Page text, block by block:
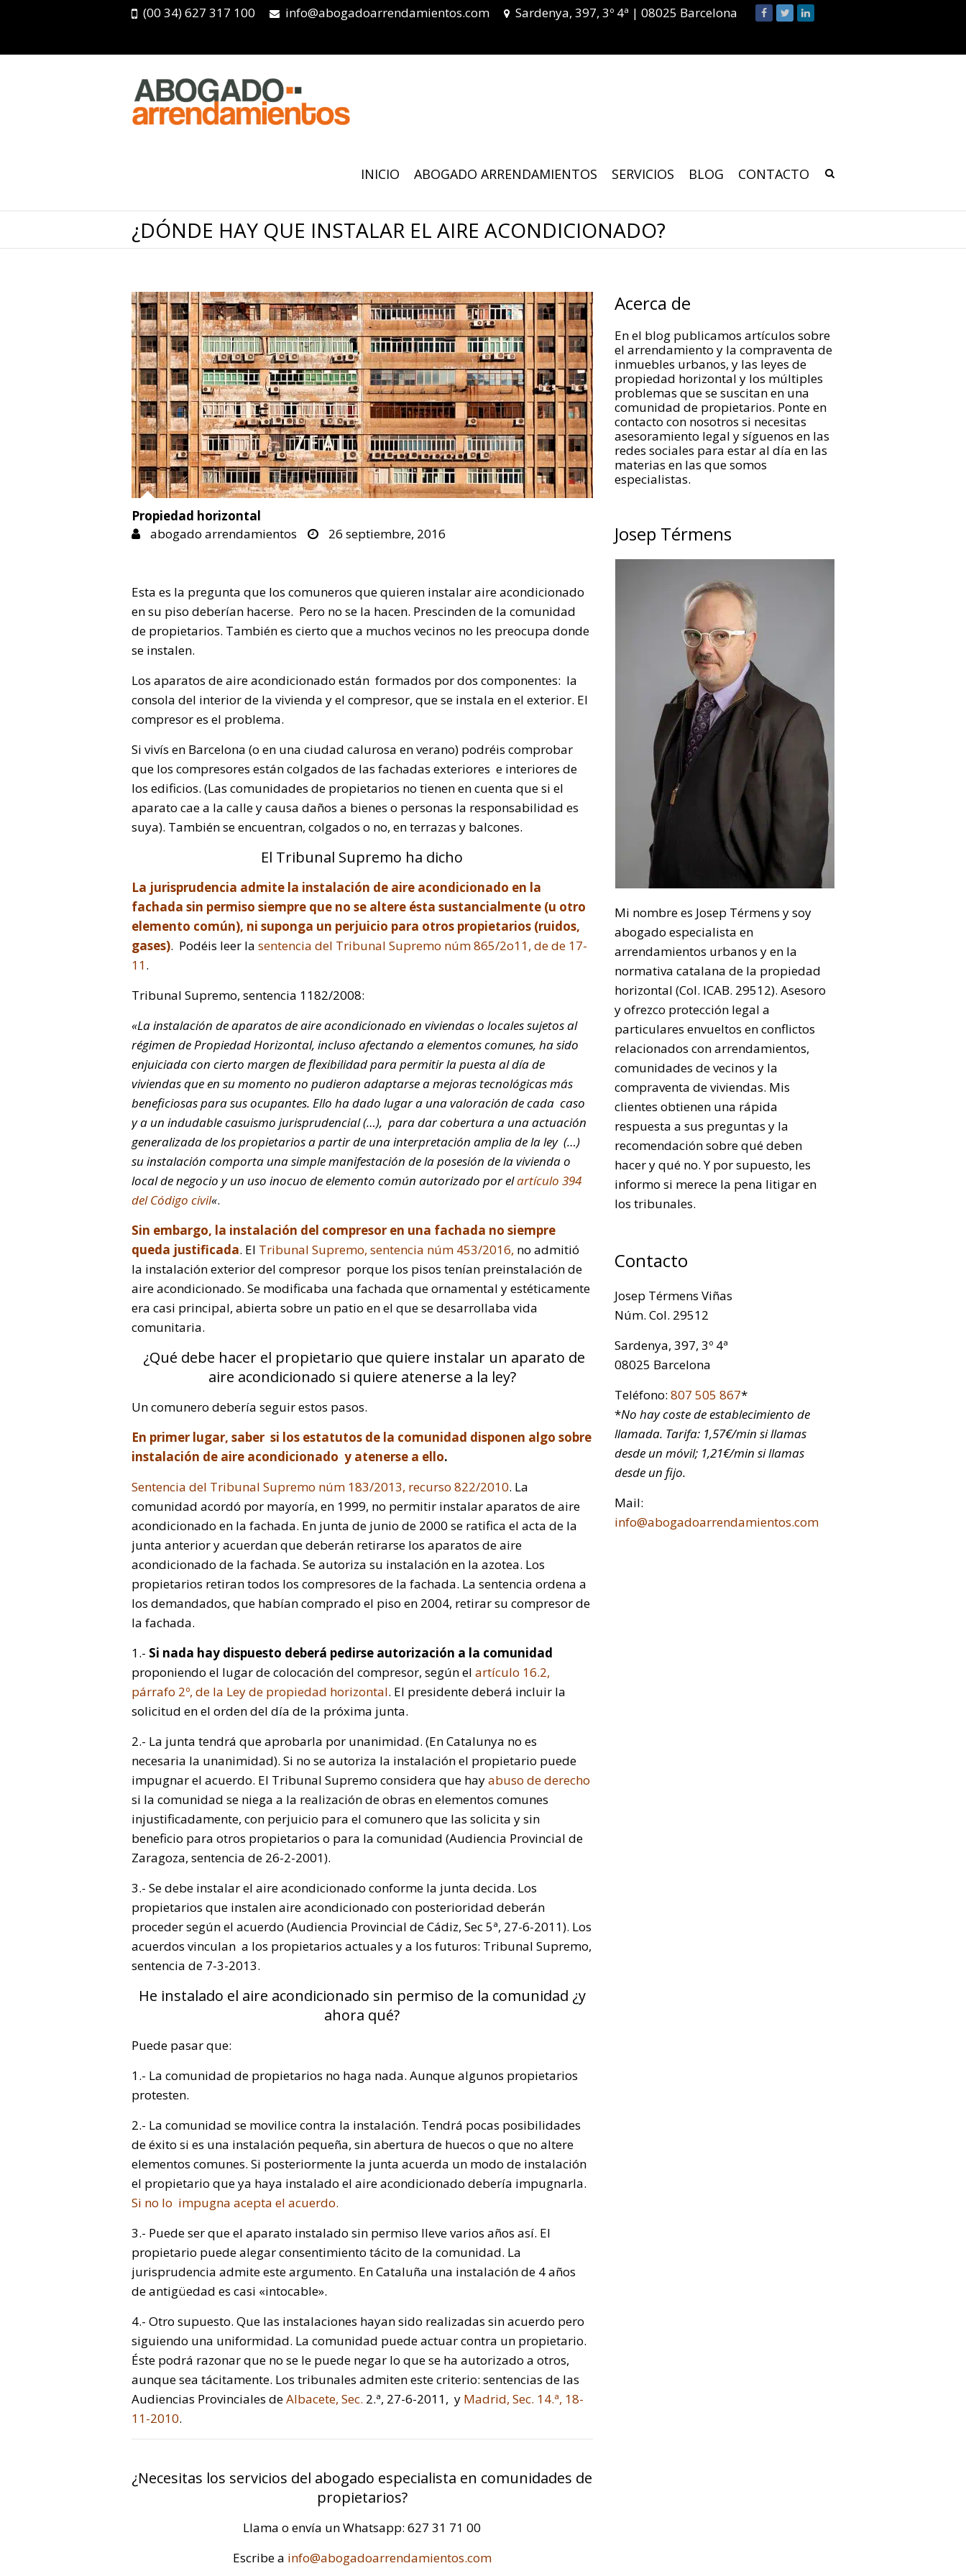
(00 34) 627 317 100 info@abogadoarrendamientos.com Sardenya, 397, 3º 4ª | 08025 Barcelona
INICIO ABOGADO ARRENDAMIENTOS SERVICIOS BLOG CONTACTO
¿DÓNDE HAY QUE INSTALAR EL AIRE ACONDICIONADO?
Propiedad horizontal
abogado arrendamientos
26 septiembre, 2016
Esta es la pregunta que los comuneros que quieren instalar aire acondicionado
en su piso deberían hacerse. Pero no se la hacen. Prescinden de la comunidad
de propietarios. También es cierto que a muchos vecinos no les preocupa donde
se instalen.
Los aparatos de aire acondicionado están formados por dos componentes: la
consola del interior de la vivienda y el compresor, que se instala en el exterior. El
compresor es el problema.
Si vivís en Barcelona (o en una ciudad calurosa en verano) podréis comprobar
que los compresores están colgados de las fachadas exteriores e interiores de
los edificios. (Las comunidades de propietarios no tienen en cuenta que si el
aparato cae a la calle y causa daños a bienes o personas la responsabilidad es
suya). También se encuentran, colgados o no, en terrazas y balcones.
El Tribunal Supremo ha dicho
La jurisprudencia admite la instalación de aire acondicionado en la
fachada sin permiso siempre que no se altere ésta sustancialmente (u otro
elemento común), ni suponga un perjuicio para otros propietarios (ruidos,
gases). Podéis leer la sentencia del Tribunal Supremo núm 865/2o11, de de 17-
11.
Tribunal Supremo, sentencia 1182/2008:
«La instalación de aparatos de aire acondicionado en viviendas o locales sujetos al
régimen de Propiedad Horizontal, incluso afectando a elementos comunes, ha sido
enjuiciada con cierto margen de flexibilidad para permitir la puesta al día de
viviendas que en su momento no pudieron adaptarse a mejoras tecnológicas más
beneficiosas para sus ocupantes. Ello ha dado lugar a una valoración de cada caso
y a un indudable casuismo jurisprudencial (…), para dar cobertura a una actuación
generalizada de los propietarios a partir de una interpretación amplia de la ley (…)
su instalación comporta una simple manifestación de la posesión de la vivienda o
local de negocio y un uso inocuo de elemento común autorizado por elartículo 394
del Código civil«.
Sin embargo, la instalación del compresor en una fachada no siempre
queda justificada. El Tribunal Supremo, sentencia núm 453/2016, no admitió
la instalación exterior del compresor porque los pisos tenían preinstalación de
aire acondicionado. Se modificaba una fachada que ornamental y estéticamente
era casi principal, abierta sobre un patio en el que se desarrollaba vida
comunitaria.
¿Qué debe hacer el propietario que quiere instalar un aparato de
aire acondicionado si quiere atenerse a la ley?
Un comunero debería seguir estos pasos.
En primer lugar, saber si los estatutos de la comunidad disponen algo sobre
instalación de aire acondicionado y atenerse a ello.
Sentencia del Tribunal Supremo núm 183/2013, recurso 822/2010. La
comunidad acordó por mayoría, en 1999, no permitir instalar aparatos de aire
acondicionado en la fachada. En junta de junio de 2000 se ratifica el acta de la
junta anterior y acuerdan que deberán retirarse los aparatos de aire
acondicionado de la fachada. Se autoriza su instalación en la azotea. Los
propietarios retiran todos los compresores de la fachada. La sentencia ordena a
los demandados, que habían comprado el piso en 2004, retirar su compresor de
la fachada.
1.- Si nada hay dispuesto deberá pedirse autorización a la comunidad
proponiendo el lugar de colocación del compresor, según el artículo 16.2,
párrafo 2º, de la Ley de propiedad horizontal. El presidente deberá incluir la
solicitud en el orden del día de la próxima junta.
2.- La junta tendrá que aprobarla por unanimidad. (En Catalunya no es
necesaria la unanimidad). Si no se autoriza la instalación el propietario puede
impugnar el acuerdo. El Tribunal Supremo considera que hayabuso de derecho
si la comunidad se niega a la realización de obras en elementos comunes
injustificadamente, con perjuicio para el comunero que las solicita y sin
beneficio para otros propietarios o para la comunidad (Audiencia Provincial de
Zaragoza, sentencia de 26-2-2001).
3.- Se debe instalar el aire acondicionado conforme la junta decida. Los
propietarios que instalen aire acondicionado con posterioridad deberán
proceder según el acuerdo (Audiencia Provincial de Cádiz, Sec 5ª, 27-6-2011). Los
acuerdos vinculan a los propietarios actuales y a los futuros: Tribunal Supremo,
sentencia de 7-3-2013.
He instalado el aire acondicionado sin permiso de la comunidad ¿y
ahora qué?
Puede pasar que:
1.- La comunidad de propietarios no haga nada. Aunque algunos propietarios
protesten.
2.- La comunidad se movilice contra la instalación. Tendrá pocas posibilidades
de éxito si es una instalación pequeña, sin abertura de huecos o que no altere
elementos comunes. Si posteriormente la junta acuerda un modo de instalación
el propietario que ya haya instalado el aire acondicionado debería impugnarla.
Si no lo impugna acepta el acuerdo.
3.- Puede ser que el aparato instalado sin permiso lleve varios años así. El
propietario puede alegar consentimiento tácito de la comunidad. La
jurisprudencia admite este argumento. En Cataluña una instalación de 4 años
de antigüedad es casi «intocable».
4.- Otro supuesto. Que las instalaciones hayan sido realizadas sin acuerdo pero
siguiendo una uniformidad. La comunidad puede actuar contra un propietario.
Éste podrá razonar que no se le puede negar lo que se ha autorizado a otros,
aunque sea tácitamente. Los tribunales admiten este criterio: sentencias de las
Audiencias Provinciales deAlbacete, Sec. 2.ª, 27-6-2011, y Madrid, Sec. 14.ª, 18-
11-2010.
¿Necesitas los servicios del abogado especialista en comunidades de
propietarios?
Llama o envía un Whatsapp: 627 31 71 00
Escribe a info@abogadoarrendamientos.com
Acerca de
En el blog publicamos artículos sobre
el arrendamiento y la compraventa de
inmuebles urbanos, y las leyes de
propiedad horizontal y los múltiples
problemas que se suscitan en una
comunidad de propietarios. Ponte en
contacto con nosotros si necesitas
asesoramiento legal y síguenos en las
redes sociales para estar al día en las
materias en las que somos
especialistas.
Josep Térmens
Mi nombre es Josep Térmens y soy
abogado especialista en
arrendamientos urbanos y en la
normativa catalana de la propiedad
horizontal (Col. ICAB. 29512). Asesoro
y ofrezco protección legal a
particulares envueltos en conflictos
relacionados con arrendamientos,
comunidades de vecinos y la
compraventa de viviendas. Mis
clientes obtienen una rápida
respuesta a sus preguntas y la
recomendación sobre qué deben
hacer y qué no. Y por supuesto, les
informo si merece la pena litigar en
los tribunales.
Contacto
Josep Térmens Viñas
Núm. Col. 29512
Sardenya, 397, 3º 4ª
08025 Barcelona
Teléfono:807 505 867*
*No hay coste de establecimiento de
llamada. Tarifa: 1,57€/min si llamas
desde un móvil; 1,21€/min si llamas
desde un fijo.
Mail:
info@abogadoarrendamientos.com